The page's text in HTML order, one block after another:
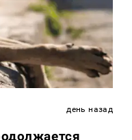
день назад